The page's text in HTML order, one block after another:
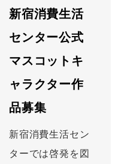
新宿消費生活
センター公式
マスコットキ
ャラクター作
品募集
新宿消費生活セン
ターでは啓発を図